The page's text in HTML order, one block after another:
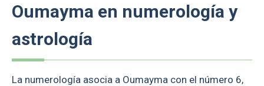
Oumayma en numerología y
astrología
La numerología asocia a Oumayma con el número 6,